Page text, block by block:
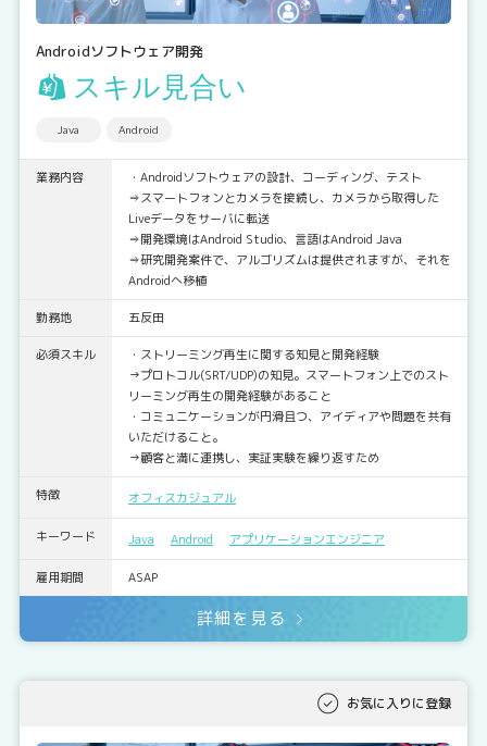
Androidソフトウェア開発
スキル見合い
Java Android
業務内容
・Androidソフトウェアの設計、コーディング、テスト
⇒スマートフォンとカメラを接続し、カメラから取得した
Liveデータをサーバに転送
⇒開発環境はAndroid Studio、言語はAndroid Java
⇒研究開発案件で、アルゴリズムは提供されますが、それを
Androidへ移植
勤務地 五反田
必須スキル
・ストリーミング再生に関する知見と開発経験
→プロトコル(SRT/UDP)の知見。スマートフォン上でのスト
リーミング再生の開発経験があること
・コミュニケーションが円滑且つ、アイディアや問題を共有
いただけること。
→顧客と満に連携し、実証実験を繰り返すため
特徴 オフィスカジュアル
キーワード Java Android アプリケーションエンジニア
雇用期間 ASAP
詳細を見る
お気に入りに登録